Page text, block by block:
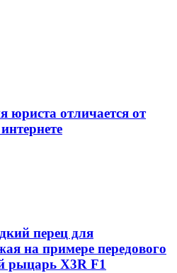
юриста отличается от
перец для
на примере передового
рыцарь X3R F1